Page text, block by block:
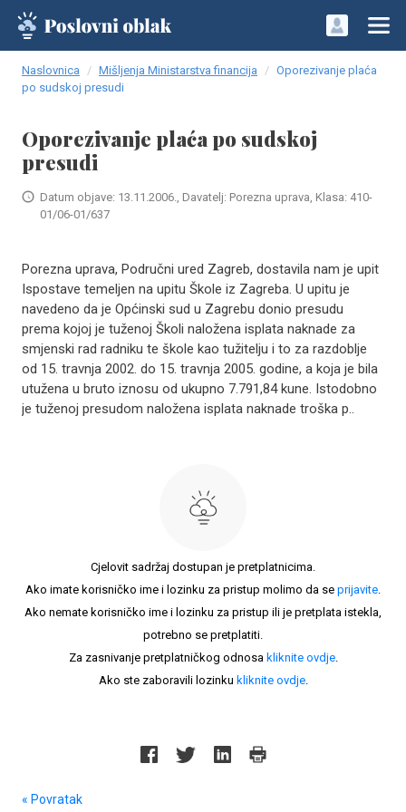
Naslovnica Mišljenja Ministarstva financija
Oporezivanje plaća
po sudskoj presudi
Oporezivanje plaća po sudskoj
presudi
Datum objave: 13.11.2006., Davatelj: Porezna uprava, Klasa: 410-
01/06-01/637
Porezna uprava, Područni ured Zagreb, dostavila nam je upit
Ispostave temeljen na upitu Škole iz Zagreba. U upitu je
navedeno da je Općinski sud u Zagrebu donio presudu
prema kojoj je tuženoj Školi naložena isplata naknade za
smjenski rad radniku te škole kao tužitelju i to za razdoblje
od 15. travnja 2002. do 15. travnja 2005. godine, a koja je bila
utužena u bruto iznosu od ukupno 7.791,84 kune. Istodobno
je tuženoj presudom naložena isplata naknade troška p..
Cjelovit sadržaj dostupan je pretplatnicima.
Ako imate korisničko ime i lozinku za pristup molimo da se prijavite.
Ako nemate korisničko ime i lozinku za pristup ili je pretplata istekla,
potrebno se pretplatiti.
Za zasnivanje pretplatničkog odnosa kliknite ovdje.
Ako ste zaboravili lozinku kliknite ovdje.
« Povratak